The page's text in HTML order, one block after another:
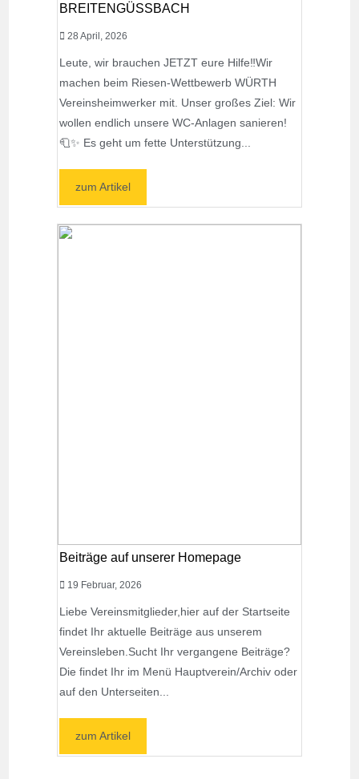
BREITENGÜSSBACH
28 April, 2026
Leute, wir brauchen JETZT eure Hilfe‼️Wir
machen beim Riesen-Wettbewerb WÜRTH
Vereinsheimwerker mit. Unser großes Ziel: Wir
wollen endlich unsere WC-Anlagen sanieren!
🧻✨ Es geht um fette Unterstützung...
zum Artikel
Beiträge auf unserer Homepage
19 Februar, 2026
Liebe Vereinsmitglieder,hier auf der Startseite
findet Ihr aktuelle Beiträge aus unserem
Vereinsleben.Sucht Ihr vergangene Beiträge?
Die findet Ihr im Menü Hauptverein/Archiv oder
auf den Unterseiten...
zum Artikel